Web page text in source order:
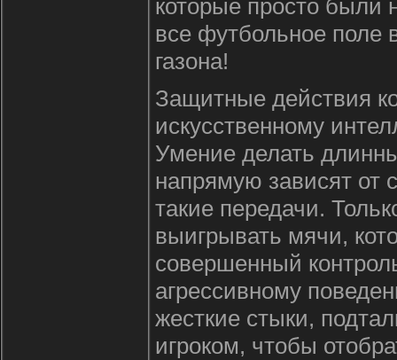
которые просто были
все футбольное поле
газона!
Защитные действия
искусственному
Умение делать
напрямую зависят от
такие передачи.
выигрывать мячи,
совершенный
агрессивному
жесткие стыки,
игроком, чтобы